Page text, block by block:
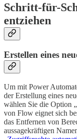
Schritt-für-
entziehen
Erstellen eines
Um mit Power
der Erstellung eines
wählen Sie die Option
von Flow eignet sich
das Entfernen von
aussagekräftigen